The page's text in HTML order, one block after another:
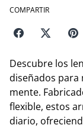
COMPARTIR
Descubre los
diseñados para
mente.
flexible, estos
diario,